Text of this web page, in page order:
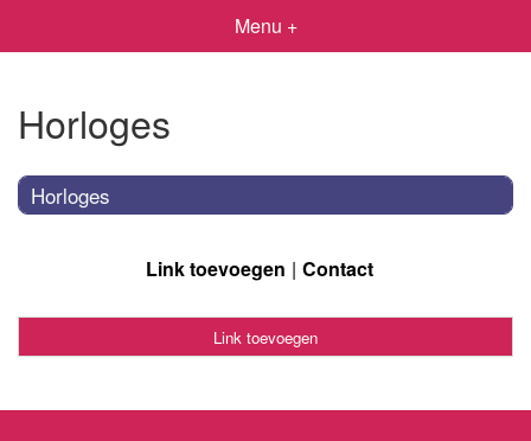
Menu +
Horloges
Horloges
Link toevoegen Contact
Link toevoegen